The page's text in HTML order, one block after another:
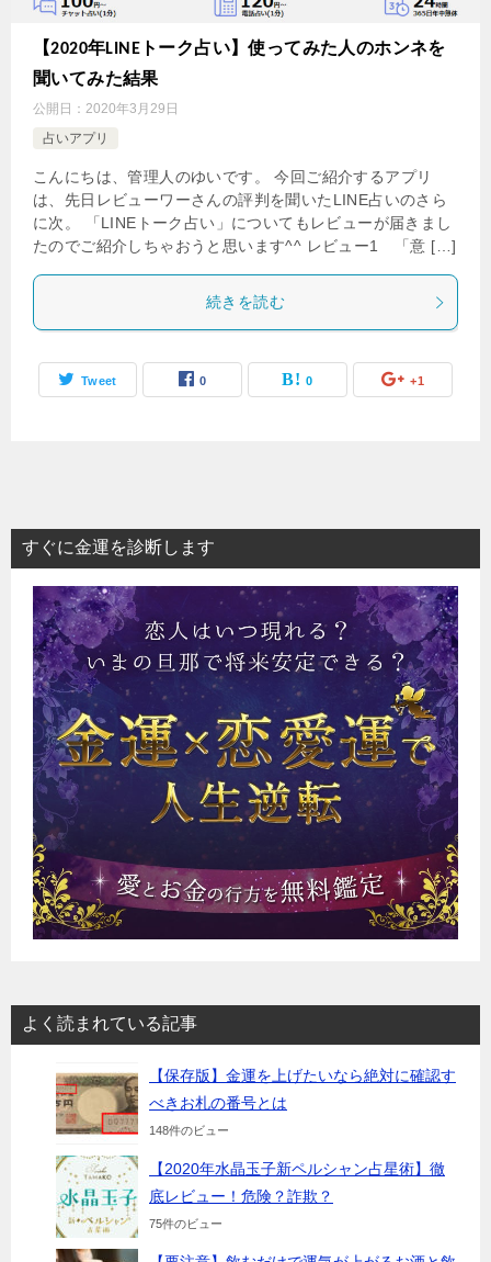
【2020年LINEトーク占い】使ってみた人のホンネを
聞いてみた結果
公開日： 2020年3月29日
占いアプリ
こんにちは、管理人のゆいです。 今回ご紹介するアプリ
は、先日レビューワーさんの評判を聞いたLINE占いのさら
に次。 「LINEトーク占い」についてもレビューが届きまし
たのでご紹介しちゃおうと思います^^ レビュー1 「意 […]
続きを読む
Tweet 0 0 +1
すぐに金運を診断します
よく読まれている記事
【保存版】金運を上げたいなら絶対に確認す
べきお札の番号とは
148件のビュー
【2020年水晶玉子新ペルシャン占星術】徹
底レビュー！危険？詐欺？
75件のビュー